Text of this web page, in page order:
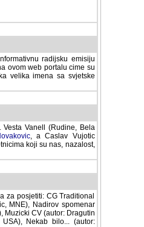
radijsku emisiju
ovom web portalu cime su
velika imena sa svjetske
Vanell (Rudine, Bela
, a Caslav Vujotic
koji su nas, nazalost,
za posjetiti: CG Traditional
MNE), Nadirov spomenar
Muzicki CV (autor: Dragutin
Nekab bilo... (autor: